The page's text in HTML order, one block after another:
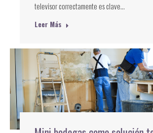
televisor correctamente es clave…
Leer Más